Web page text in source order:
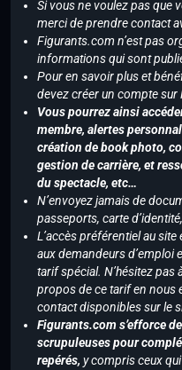
Si vous ne voulez pas que
merci de prendre contact
Figurants.com n’est pas
informations qui sont
Pour en savoir plus et
devez créer un compte
Vous pourrez ainsi
membre, alertes
création de book photo,
gestion de carrière, et
du spectacle, etc…
N’envoyez jamais de
passeports, carte
L’accès préférentiel au
aux demandeurs d’emploi
tarif spécial. N’hésitez pas
propos de ce tarif en nous
contact disponibles sur le
Figurants.com s’efforce
scrupuleuses pour
repérés, y compris ceux